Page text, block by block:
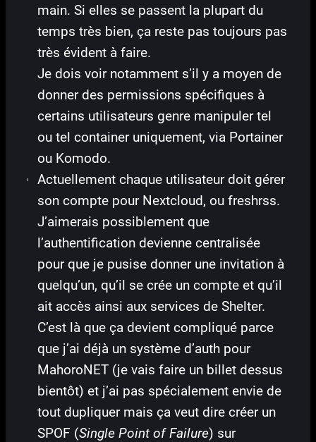
main. Si elles se passent la plupart du
temps très bien, ça reste pas toujours pas
très évident à faire.
Je dois voir notamment s’il y a moyen de
donner des permissions spécifiques à
certains utilisateurs genre manipuler tel
ou tel container uniquement, via Portainer
ou Komodo.
Actuellement chaque utilisateur doit gérer
son compte pour Nextcloud, ou freshrss.
J’aimerais possiblement que
l’authentification devienne centralisée
pour que je pusise donner une invitation à
quelqu’un, qu’il se crée un compte et qu’il
ait accès ainsi aux services de Shelter.
C’est là que ça devient compliqué parce
que j’ai déjà un système d’auth pour
MahoroNET (je vais faire un billet dessus
bientôt) et j’ai pas spécialement envie de
tout dupliquer mais ça veut dire créer un
SPOF (Single Point of Failure) sur